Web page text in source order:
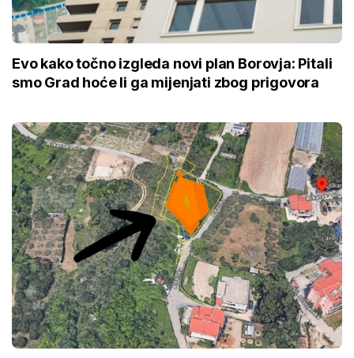
Evo kako točno izgleda novi plan Borovja: Pitali
smo Grad hoće li ga mijenjati zbog prigovora